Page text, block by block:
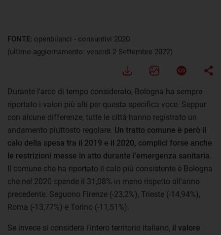
FONTE: openbilanci - consuntivi 2020
(ultimo aggiornamento: venerdì 2 Settembre 2022)
Durante l'arco di tempo considerato, Bologna ha sempre
riportato i valori più alti per questa specifica voce. Seppur
con alcune differenze, tutte le città hanno registrato un
andamento piuttosto regolare. Un tratto comune è però il
calo della spesa tra il 2019 e il 2020, complici forse anche
le restrizioni messe in atto durante l'emergenza sanitaria.
Il comune che ha riportato il calo più consistente è Bologna
che nel 2020 spende il 31,08% in meno rispetto all'anno
precedente. Seguono Firenze (-23,2%), Trieste (-14,94%),
Roma (-13,77%) e Torino (-11,51%).
Se invece si considera l'intero territorio italiano, il valore